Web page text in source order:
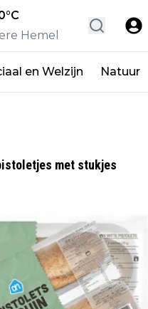
°C
Hemel
en Welzijn Natuur
met stukjes